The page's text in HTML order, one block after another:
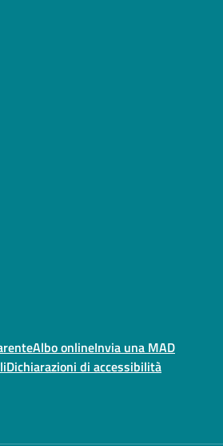
Albo onlineInvia una MAD
Dichiarazioni di accessibilità